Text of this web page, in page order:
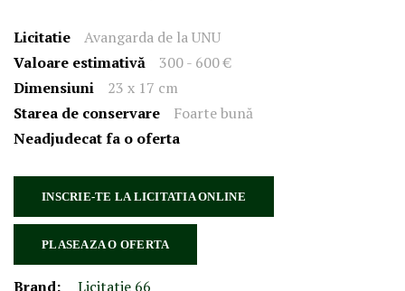
Licitatie
Avangarda de la UNU
Valoare estimativă
300 - 600 €
Dimensiuni
23 x 17 cm
Starea de conservare
Foarte bună
Neadjudecat fa o oferta
INSCRIE-TE LA LICITATIA ONLINE
PLASEAZA O OFERTA
Brand: Licitatie 66